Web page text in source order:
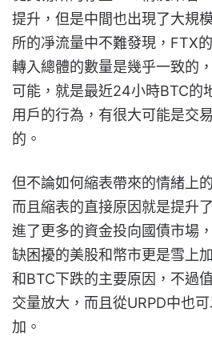
提升，但是中間也出現了大規
所的凈流量中不難發現，FTX
轉入總體的數量是幾乎一致的
可能，就是最近24小時BTC的
用戶的行為，有很大可能是交
的。
但不論如何縮表帶來的情緒上
而且縮表的直接原因就是提升
進了更多的資金投向國債市場
缺困擾的美股和幣市更是雪上
和BTC下跌的主要原因，不過
交量放大，而且從URPD中也
加。